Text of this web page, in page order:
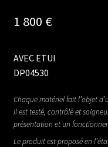
1 800 €
AVEC ETUI
DP04530
Chaque matériel fait l’objet
il est testé, contrôlé et
présentation et un
Le produit est proposé en